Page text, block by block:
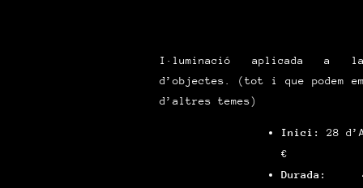
I·luminació aplicada a
d’objectes. (tot i que podem
d’altres temes)
Inici:28
€
Durada:
4